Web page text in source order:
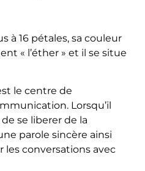
à 16 pétales, sa couleur
« l’éther » et il se situe
le centre de
Lorsqu’il
se liberer de la
parole sincère ainsi
les conversations avec